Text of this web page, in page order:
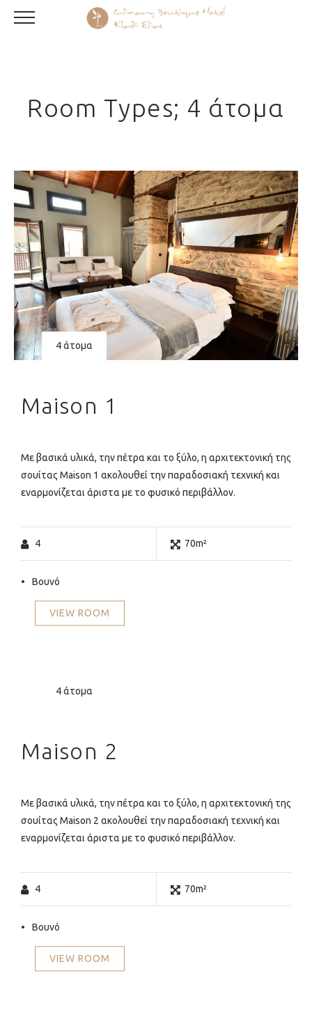
Room Types; 4 άτομα
4 άτομα
Maison 1
Με βασικά υλικά, την πέτρα και το ξύλο, η αρχιτεκτονική της
σουίτας Maison 1 ακολουθεί την παραδοσιακή τεχνική και
εναρμονίζεται άριστα με το φυσικό περιβάλλον.
4 70m²
Βουνό
VIEW ROOM
4 άτομα
Maison 2
Με βασικά υλικά, την πέτρα και το ξύλο, η αρχιτεκτονική της
σουίτας Maison 2 ακολουθεί την παραδοσιακή τεχνική και
εναρμονίζεται άριστα με το φυσικό περιβάλλον.
4 70m²
Βουνό
VIEW ROOM